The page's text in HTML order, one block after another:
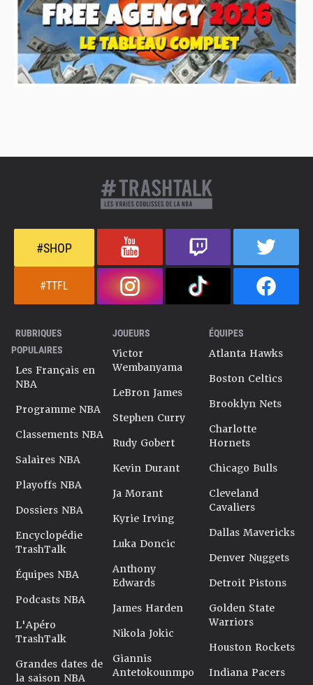
#SHOP
#TTFL
RUBRIQUES
POPULAIRES
Les Français en
NBA
Programme NBA
Classements NBA
Salaires NBA
Playoffs NBA
Dossiers NBA
Encyclopédie
TrashTalk
Équipes NBA
Podcasts NBA
L'Apéro
TrashTalk
Grandes dates de
la saison NBA
JOUEURS
Victor
Wembanyama
LeBron James
Stephen Curry
Rudy Gobert
Kevin Durant
Ja Morant
Kyrie Irving
Luka Doncic
Anthony
Edwards
James Harden
Nikola Jokic
Giannis
Antetokounmpo
ÉQUIPES
Atlanta Hawks
Boston Celtics
Brooklyn Nets
Charlotte
Hornets
Chicago Bulls
Cleveland
Cavaliers
Dallas Mavericks
Denver Nuggets
Detroit Pistons
Golden State
Warriors
Houston Rockets
Indiana Pacers